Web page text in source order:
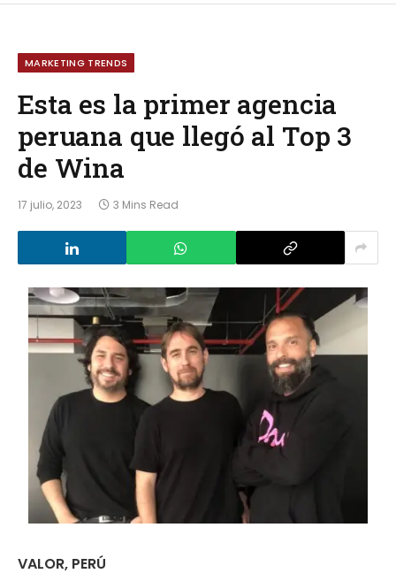
MARKETING TRENDS
Esta es la primer agencia
peruana que llegó al Top 3
de Wina
17 julio, 2023 3 Mins Read
VALOR, PERÚ